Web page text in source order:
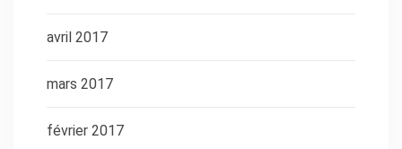
avril 2017
mars 2017
février 2017